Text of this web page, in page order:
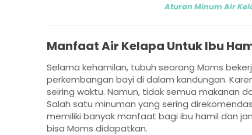
Aturan Minum Air
Manfaat Air Kelapa Untuk Ibu
Selama kehamilan, tubuh seorang Moms
perkembangan bayi di dalam kandungan.
seiring waktu. Namun, tidak semua makanan
Salah satu minuman yang sering
memiliki banyak manfaat bagi ibu hamil dan
bisa Moms didapatkan.